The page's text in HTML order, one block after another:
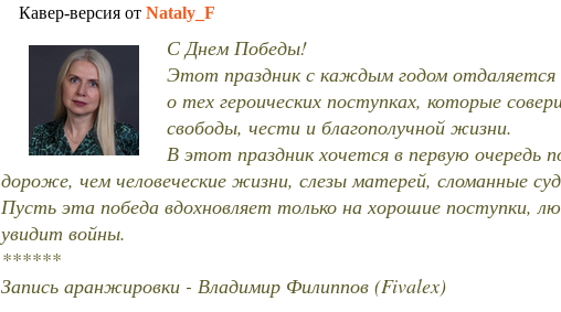
Кавер-версия от Nataly_F
С Днем Победы!
Этот праздник с каждым годом
о тех героических поступках, которые
свободы, чести и благополучной жизни.
В этот праздник хочется в первую
дороже, чем человеческие жизни, слезы матерей, сломанные
Пусть эта победа вдохновляет только на хорошие поступки,
увидит войны.
******
Запись аранжировки - Владимир Филиппов (Fivalex)